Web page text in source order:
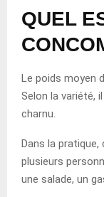
QUEL
Le poids moyen
Selon la variété,
charnu.
Dans la
plusieurs
une salade, un